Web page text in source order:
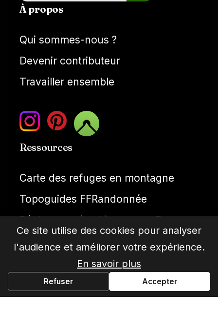
À propos
Qui sommes-nous ?
Devenir contributeur
Travailler ensemble
Ressources
Carte des refuges en montagne
Topoguides FFRandonnée
Réglementation bivouac en France
Météo montagne
Cartes IGN gratuties
Ce site utilise des cookies pour analyser
l'audience et améliorer votre expérience.
En savoir plus
Refuser Accepter